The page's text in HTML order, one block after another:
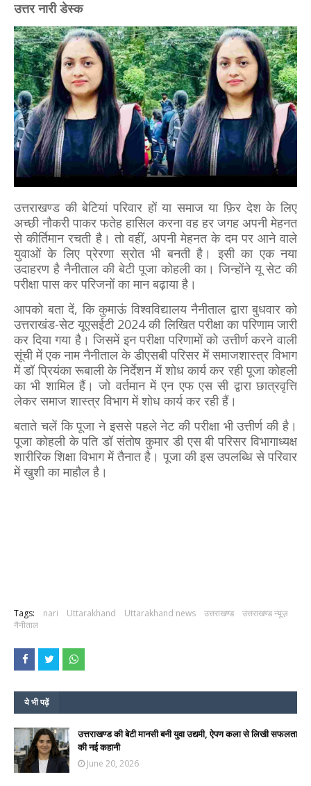
उत्तर नारी डेस्क
उत्तराखण्ड की बेटियां परिवार हों या समाज या फ़िर देश के लिए
अच्छी नौकरी पाकर फतेह हासिल करना वह हर जगह अपनी मेहनत
से कीर्तिमान रचती है। तो वहीं, अपनी मेहनत के दम पर आने वाले
युवाओं के लिए प्रेरणा स्रोत भी बनती है। इसी का एक नया
उदाहरण है नैनीताल की बेटी पूजा कोहली का। जिन्होंने यू सेट की
परीक्षा पास कर परिजनों का मान बढ़ाया है।
आपको बता दें, कि कुमाऊं विश्वविद्यालय नैनीताल द्वारा बुधवार को
उत्तराखंड-सेट यूएसईटी 2024 की लिखित परीक्षा का परिणाम जारी
कर दिया गया है। जिसमें इन परीक्षा परिणामों को उत्तीर्ण करने वाली
सूंची में एक नाम नैनीताल के डीएसबी परिसर में समाजशास्त्र विभाग
में डॉ प्रियंका रूबाली के निर्देशन में शोध कार्य कर रही पूजा कोहली
का भी शामिल हैं। जो वर्तमान में एन एफ एस सी द्वारा छात्रवृत्ति
लेकर समाज शास्त्र विभाग में शोध कार्य कर रही हैं।
बताते चलें कि पूजा ने इससे पहले नेट की परीक्षा भी उत्तीर्ण की है।
पूजा कोहली के पति डॉ संतोष कुमार डी एस बी परिसर विभागाध्यक्ष
शारीरिक शिक्षा विभाग में तैनात है। पूजा की इस उपलब्धि से परिवार
में खुशी का माहौल है।
Tags: nari Uttarakhand Uttarakhand news उत्तराखण्ड
उत्तराखण्ड न्यूज़
नैनीताल
ये भी पढ़ें
उत्तराखण्ड की बेटी मानसी बनी युवा उद्यमी, ऐपण कला से लिखी सफलता
की नई कहानी
June 20, 2026